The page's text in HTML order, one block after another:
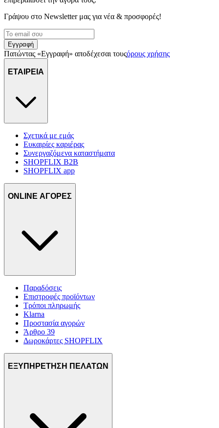
διαφημίσεις και περιεχόμενο, την καλύτερη εικόνα του κοινού
μας και την ανάπτυξη προϊόντων. Επίσης, κοινοποιούμε
τοποθεσίας μας στους συνεργάτες μέσων κοινωνικής
δικτύωσης, διαφημίσεων και ανάλυσης.
Γράψου στο Νewsletter μας για νέα & προσφορές!
Εγγραφή
Πατώντας «Εγγραφή» αποδέχεσαι τουςόρους χρήσης
ΕΤΑΙΡΕΙΑ
Σχετικά με εμάς
Ευκαιρίες καριέρας
Συνεργαζόμενα καταστήματα
SHOPFLIX B2B
SHOPFLIX app
ONLINE ΑΓΟΡΕΣ
Παραδόσεις
Επιστροφές προϊόντων
Τρόποι πληρωμής
Klarna
Προστασία αγορών
Άρθρο 39
Δωροκάρτες SHOPFLIX
ΕΞΥΠΗΡΕΤΗΣΗ ΠΕΛΑΤΩΝ